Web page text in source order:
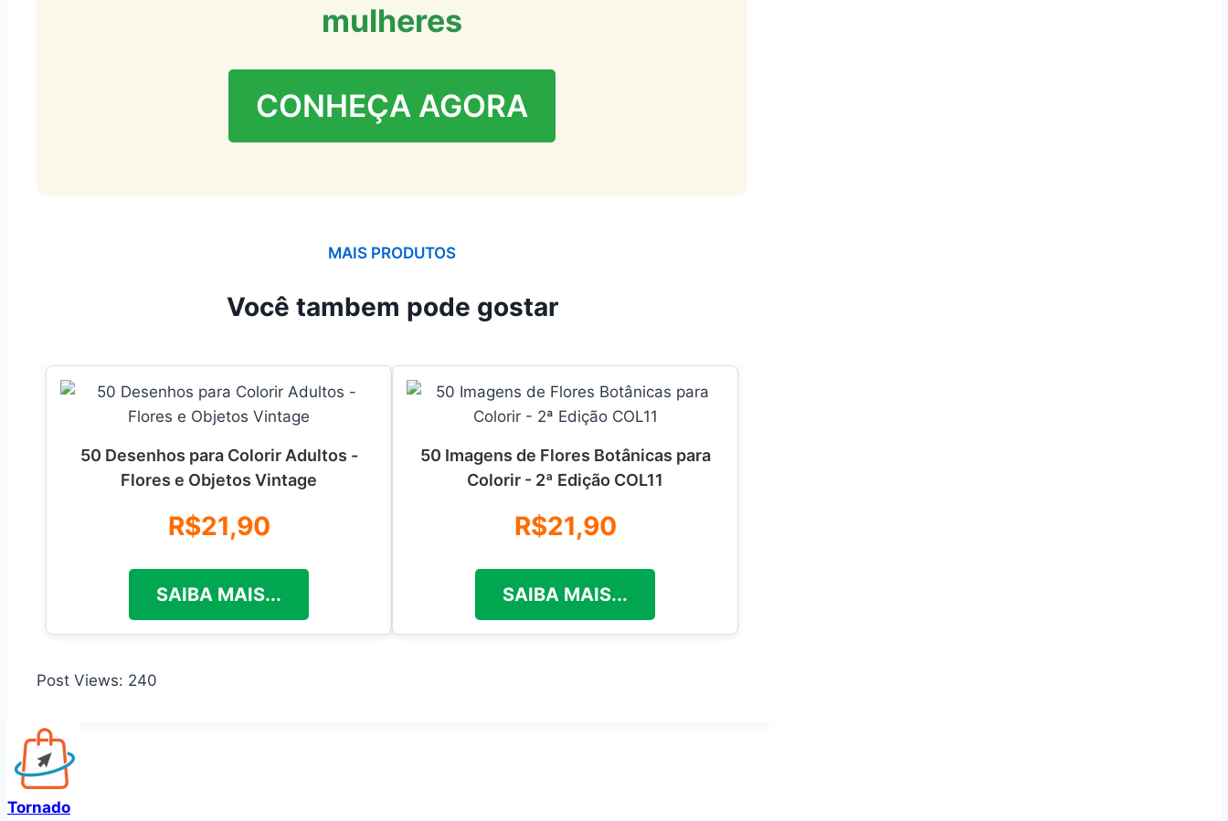
mulheres
CONHEÇA AGORA
MAIS PRODUTOS
Você tambem pode gostar
50 Desenhos para Colorir Adultos -
Flores e Objetos Vintage
R$21,90
SAIBA MAIS...
50 Imagens de Flores Botânicas para
Colorir - 2ª Edição COL11
R$21,90
SAIBA MAIS...
Post Views: 240
Tornado